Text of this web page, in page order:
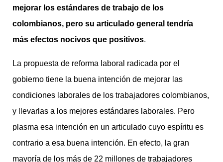
mejorar los estándares de trabajo de los
colombianos, pero su articulado general tendría
más efectos nocivos que positivos.
La propuesta de reforma laboral radicada por el
gobierno tiene la buena intención de mejorar las
condiciones laborales de los trabajadores colombianos,
y llevarlas a los mejores estándares laborales. Pero
plasma esa intención en un articulado cuyo espíritu es
contrario a esa buena intención. En efecto, la gran
mayoría de los más de 22 millones de trabajadores